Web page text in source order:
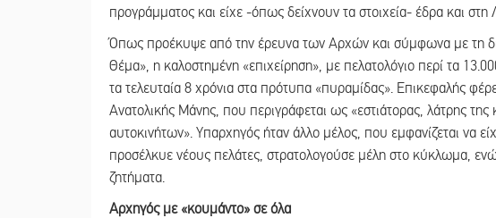
προγράμματος και είχε -όπως δείχνουν τα στοιχεία- έδρα και στη
Όπως προέκυψε από την έρευνα των Αρχών και σύμφωνα με τη
Θέμα», η καλοστημένη «επιχείρηση», με πελατολόγιο περί τα
τα τελευταία 8 χρόνια στα πρότυπα «πυραμίδας». Επικεφαλής
Ανατολικής Μάνης, που περιγράφεται ως «εστιάτορας, λάτρης
αυτοκινήτων». Υπαρχηγός ήταν άλλο μέλος, που εμφανίζεται να
προσέλκυε νέους πελάτες, στρατολογούσε μέλη στο κύκλωμα, ενώ
ζητήματα.
Αρχηγός με «κουμάντο» σε όλα